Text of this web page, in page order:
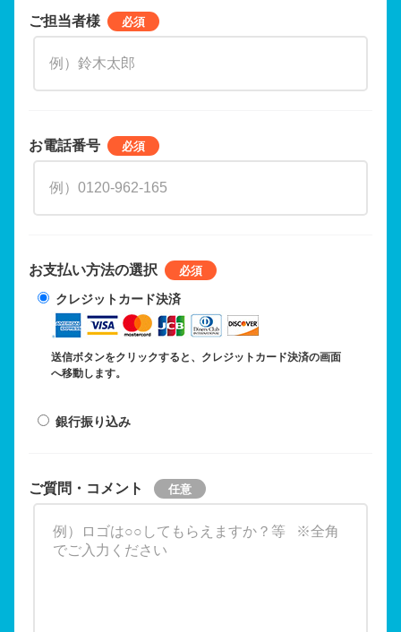
ご担当者様
お電話番号
お支払い方法の選択
クレジットカード決済
送信ボタンをクリックすると、クレジットカード決済の画面
へ移動します。
銀行振り込み
ご質問・コメント